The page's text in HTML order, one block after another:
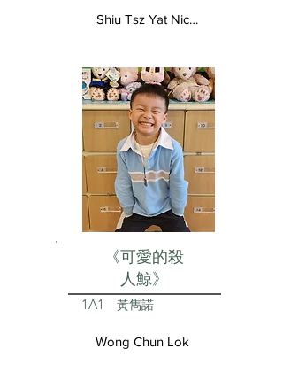
Shiu Tsz Yat Nicolas
《可愛的殺
人鯨》
1A1 黃雋諾
Wong Chun Lok